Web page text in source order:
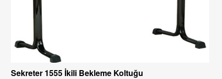
Sekreter 1555 İkili Bekleme Koltuğu